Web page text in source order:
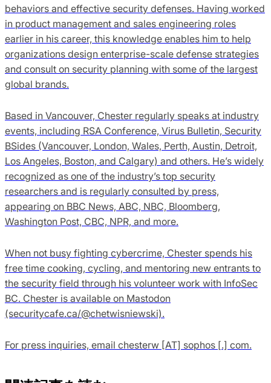
behaviors and effective security defenses. Having worked
in product management and sales engineering roles
earlier in his career, this knowledge enables him to help
organizations design enterprise-scale defense strategies
and consult on security planning with some of the largest
global brands.
Based in Vancouver, Chester regularly speaks at industry
events, including RSA Conference, Virus Bulletin, Security
BSides (Vancouver, London, Wales, Perth, Austin, Detroit,
Los Angeles, Boston, and Calgary) and others. He’s widely
recognized as one of the industry’s top security
researchers and is regularly consulted by press,
appearing on BBC News, ABC, NBC, Bloomberg,
Washington Post, CBC, NPR, and more.
When not busy fighting cybercrime, Chester spends his
free time cooking, cycling, and mentoring new entrants to
the security field through his volunteer work with InfoSec
BC. Chester is available on Mastodon
(securitycafe.ca/@chetwisniewski).
For press inquiries, email chesterw [AT] sophos [.] com.